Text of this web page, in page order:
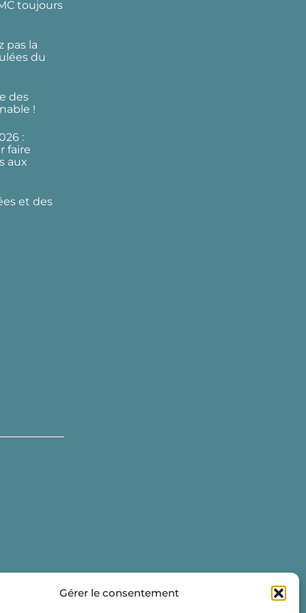
Gérer le consentement
toujours
pas la
du
des
!
:
faire
aux
et des